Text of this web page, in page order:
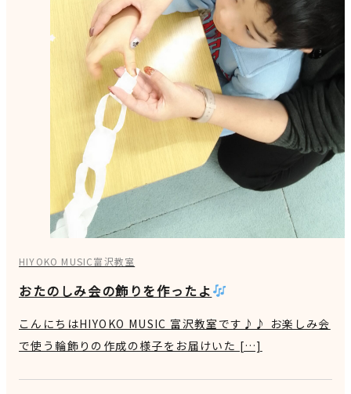
HIYOKO MUSIC富沢教室
おたのしみ会の飾りを作ったよ
こんにちはHIYOKO MUSIC 富沢教室です♪♪ お楽しみ会
で使う輪飾りの作成の様子をお届けいた […]